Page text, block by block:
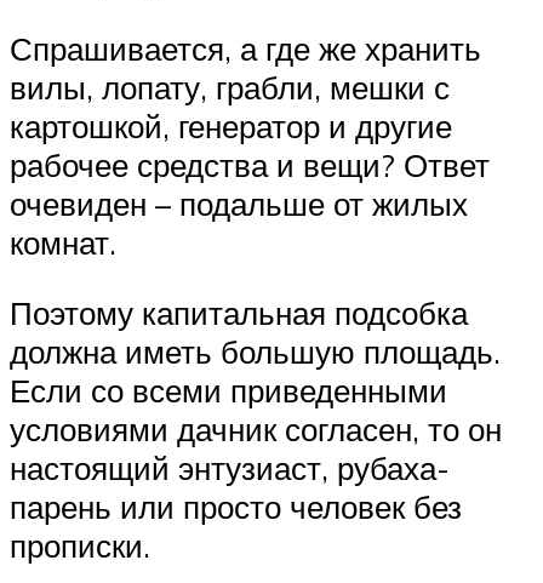
Спрашивается, а где же хранить
вилы, лопату, грабли, мешки с
картошкой, генератор и другие
рабочее средства и вещи? Ответ
очевиден – подальше от жилых
комнат.
Поэтому капитальная подсобка
должна иметь большую площадь.
Если со всеми приведенными
условиями дачник согласен, то он
настоящий энтузиаст, рубаха-
парень или просто человек без
прописки.